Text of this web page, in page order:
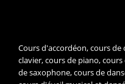
Cours d'accordéon, cours de
clavier, cours de piano,
de saxophone, cours de